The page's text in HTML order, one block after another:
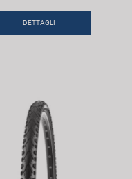
DETTAGLI